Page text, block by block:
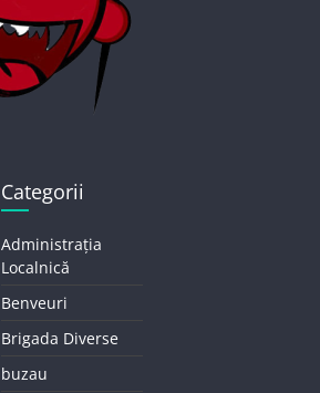
Categorii
Administrația
Localnică
Benveuri
Brigada Diverse
buzau